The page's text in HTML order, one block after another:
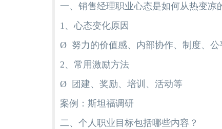
一、销售经理职业心态是如何从热变凉
1、心态变化原因
Ø 努力的价值感、内部协作、制度、公
2、常用激励方法
Ø 团建、奖励、培训、活动等
案例：斯坦福调研
二、个人职业目标包括哪些内容？